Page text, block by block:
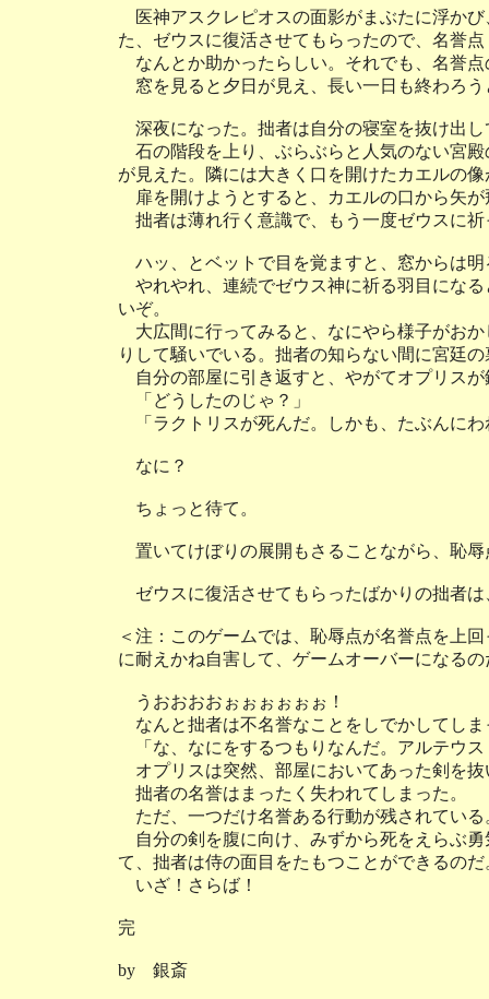
医神アスクレピオスの面影がまぶたに浮か
た、ゼウスに復活させてもらったので、名誉
なんとか助かったらしい。それでも、名誉
窓を見ると夕日が見え、長い一日も終わろう
深夜になった。拙者は自分の寝室を抜け出し
石の階段を上り、ぶらぶらと人気のない宮
が見えた。隣には大きく口を開けたカエルの
扉を開けようとすると、カエルの口から矢
拙者は薄れ行く意識で、もう一度ゼウスに祈
ハッ、とベットで目を覚ますと、窓からは
やれやれ、連続でゼウス神に祈る羽目にな
いぞ。
大広間に行ってみると、なにやら様子がお
りして騒いでいる。拙者の知らない間に宮廷
自分の部屋に引き返すと、やがてオプリス
「どうしたのじゃ？」
「ラクトリスが死んだ。しかも、たぶんに
なに？
ちょっと待て。
置いてけぼりの展開もさることながら、恥辱
ゼウスに復活させてもらったばかりの拙者
＜注：このゲームでは、恥辱点が名誉点を上
に耐えかね自害して、ゲームオーバーになる
うおおおおぉぉぉぉぉぉ！
なんと拙者は不名誉なことをしでかしてしま
「な、なにをするつもりなんだ。アルテウス
オプリスは突然、部屋においてあった剣を
拙者の名誉はまったく失われてしまった。
ただ、一つだけ名誉ある行動が残されてい
自分の剣を腹に向け、みずから死をえらぶ
て、拙者は侍の面目をたもつことができるのだ
いざ！さらば！
完
by 銀斎